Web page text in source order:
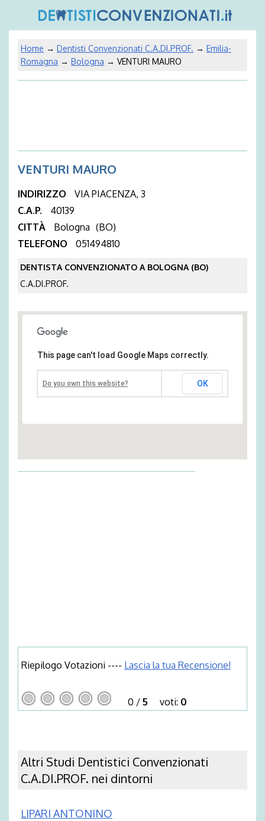
Home → Dentisti Convenzionati C.A.DI.PROF. → Emilia-
Romagna → Bologna → VENTURI MAURO
VENTURI MAURO
INDIRIZZO
VIA PIACENZA, 3
C.A.P.
40139
CITTÀ
Bologna (BO)
TELEFONO
051494810
DENTISTA CONVENZIONATO A BOLOGNA (BO)
C.A.DI.PROF.
This page can't load Google Maps correctly.
Do you own this website? OK
Riepilogo Votazioni ---- Lascia la tua Recensione!
0 / 5 voti: 0
Altri Studi Dentistici Convenzionati
C.A.DI.PROF. nei dintorni
LIPARI ANTONINO